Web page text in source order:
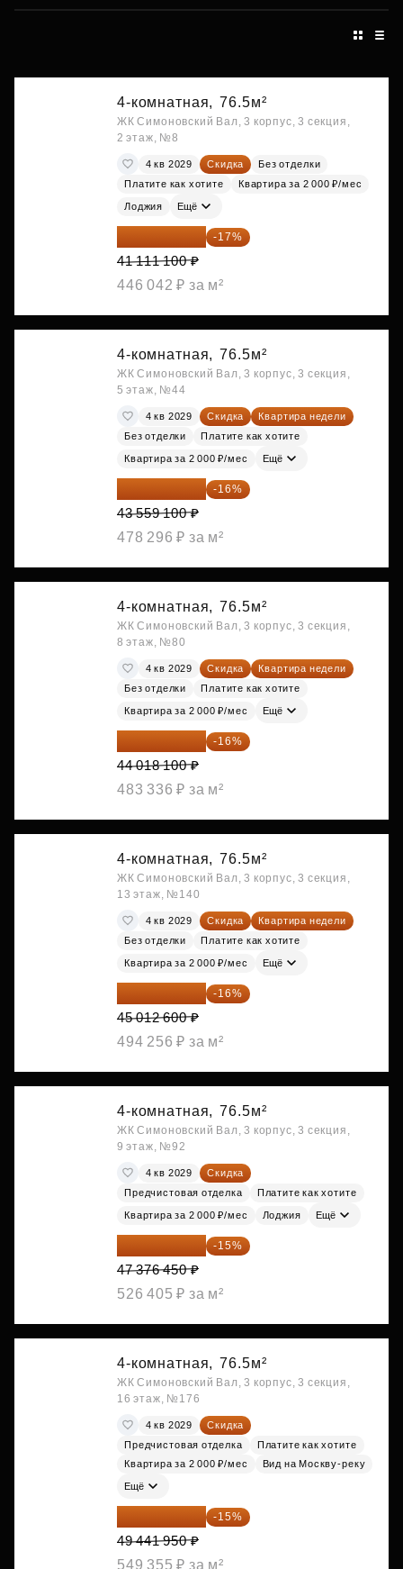
4-комнатная, 76.5м²
ЖК Симоновский Вал, 3 корпус, 3 секция,
2 этаж, №8
4 кв 2029 Скидка
Без отделки
Платите как хотите
Квартира за 2 000 ₽/мес
Лоджия Ещё
34 122 213 ₽ -17%
41 111 100 ₽
446 042 ₽ за м²
4-комнатная, 76.5м²
ЖК Симоновский Вал, 3 корпус, 3 секция,
5 этаж, №44
4 кв 2029 Скидка
Квартира недели
Без отделки
Платите как хотите
Квартира за 2 000 ₽/мес Ещё
36 589 644 ₽ -16%
43 559 100 ₽
478 296 ₽ за м²
4-комнатная, 76.5м²
ЖК Симоновский Вал, 3 корпус, 3 секция,
8 этаж, №80
4 кв 2029 Скидка
Квартира недели
Без отделки
Платите как хотите
Квартира за 2 000 ₽/мес Ещё
36 975 204 ₽ -16%
44 018 100 ₽
483 336 ₽ за м²
4-комнатная, 76.5м²
ЖК Симоновский Вал, 3 корпус, 3 секция,
13 этаж, №140
4 кв 2029 Скидка
Квартира недели
Без отделки
Платите как хотите
Квартира за 2 000 ₽/мес Ещё
37 810 584 ₽ -16%
45 012 600 ₽
494 256 ₽ за м²
4-комнатная, 76.5м²
ЖК Симоновский Вал, 3 корпус, 3 секция,
9 этаж, №92
4 кв 2029
Скидка
Предчистовая отделка
Платите как хотите
Квартира за 2 000 ₽/мес Лоджия Ещё
40 269 983 ₽ -15%
47 376 450 ₽
526 405 ₽ за м²
4-комнатная, 76.5м²
ЖК Симоновский Вал, 3 корпус, 3 секция,
16 этаж, №176
4 кв 2029
Скидка
Предчистовая отделка
Платите как хотите
Квартира за 2 000 ₽/мес
Вид на Москву-реку
Ещё
42 025 658 ₽ -15%
49 441 950 ₽
549 355 ₽ за м²